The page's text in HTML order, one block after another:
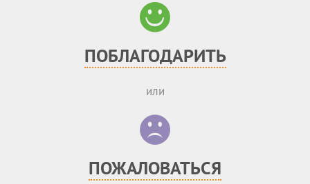
ПОБЛАГОДАРИТЬ
или
ПОЖАЛОВАТЬСЯ